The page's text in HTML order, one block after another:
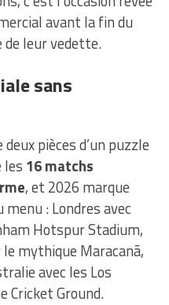
avant la fin du
de leur vedette.
sans
pièces d’un puzzle
les 16 matchs
, et 2026 marque
: Londres avec
Hotspur Stadium,
le mythique Maracanã,
avec les Los
Cricket Ground.